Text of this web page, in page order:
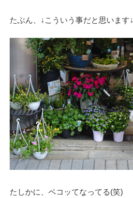
たぶん、↓こういう事だと思います↓
たしかに、ベコッてなってる(笑)